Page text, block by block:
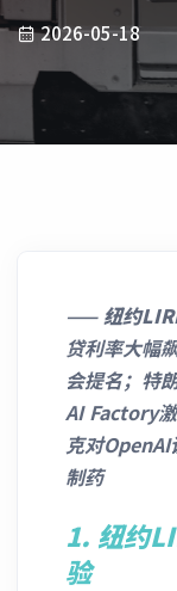
2026-05-18
—— 纽约
贷利率大幅
会提名；特
AI Factory
克对OpenAI
制药
1. 纽约
验